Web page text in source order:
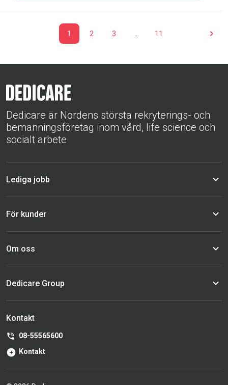
1 2 3 11
Dedicare är Nordens största rekryterings- och
bemanningsföretag inom vård, life science och
socialt arbete
Lediga jobb
För kunder
Om oss
Dedicare Group
Kontakt
08-55565600
Kontakt